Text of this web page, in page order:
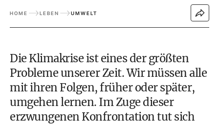
HOME LEBEN UMWELT
Die Klimakrise ist eines der größten
Probleme unserer Zeit. Wir müssen alle
mit ihren Folgen, früher oder später,
umgehen lernen. Im Zuge dieser
erzwungenen Konfrontation tut sich